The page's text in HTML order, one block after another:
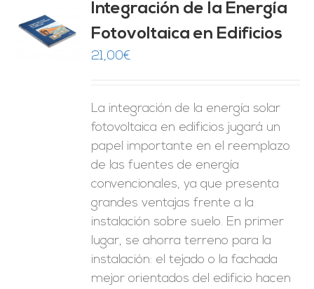
Integración de la Energía
Fotovoltaica en Edificios
21,00€
La integración de la energía solar
fotovoltaica en edificios jugará un
papel importante en el reemplazo
de las fuentes de energía
convencionales, ya que presenta
grandes ventajas frente a la
instalación sobre suelo. En primer
lugar, se ahorra terreno para la
instalación: el tejado o la fachada
mejor orientados del edificio hacen